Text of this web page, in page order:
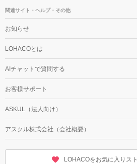
関連サイト・ヘルプ・その他
お知らせ
LOHACOとは
AIチャットで質問する
お客様サポート
ASKUL（法人向け）
アスクル株式会社（会社概要）
LOHACOをお気に入りス